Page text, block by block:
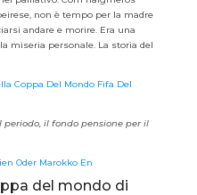
non è tempo per la madre
andare e morire. Era una
miseria personale. La storia del
Coppa Del Mondo Fifa Del
il fondo pensione per il
Oder Marokko En
del mondo di